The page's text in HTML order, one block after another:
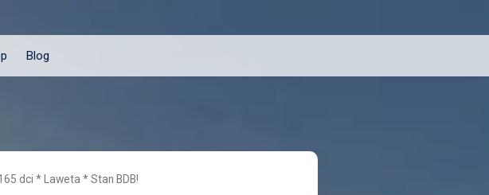
Blog
dci * Laweta * Stan BDB!